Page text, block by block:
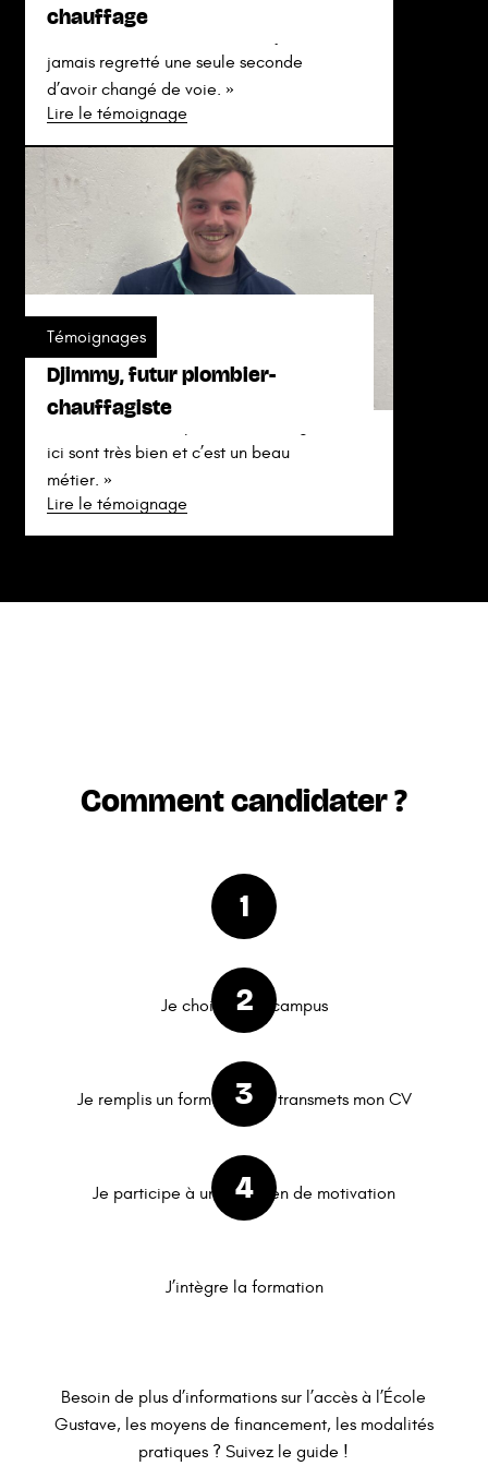
chauffage
jamais regretté une seule seconde
d’avoir changé de voie. »
Lire le témoignage
Témoignages
Djimmy, futur plombier-
chauffagiste
ici sont très bien et c’est un beau
métier. »
Lire le témoignage
Comment candidater ?
Je choisis mon campus
Je remplis un formulaire et transmets mon CV
Je participe à un entretien de motivation
J’intègre la formation
Besoin de plus d’informations sur l’accès à l’École
Gustave, les moyens de financement, les modalités
pratiques ? Suivez le guide !